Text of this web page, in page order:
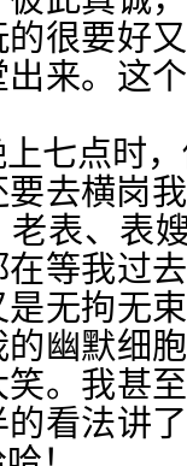
的很要好
来。这
点时，
横岗我
老表、表
等我过
无拘无
幽默细
笑。我甚
的看法讲